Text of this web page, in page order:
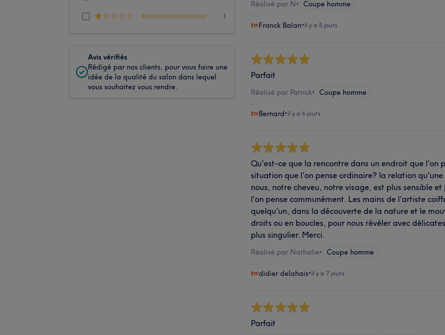
1
Avis vérifiés
Rédigé par nos clients, pour vous faire une
idée de la qualité du salon dans lequel
vous souhaitez vous rendre.
Réalisé par N• Coupe homme
Franck Balan•il y a 5 jours
Parfait
Réalisé par Patrick• Coupe homme
Bernard•il y a 6 jours
Qu'est-ce que la rencontre dans un endroit que l'on
situation que l'on pense ordinaire? la relation
nous, notre cheveu, notre visage, est plus sensible
l'on pense communément. Les mains de l'artiste
quelqu'un, dans la découverte de la nature et le
droits ou en boucles, pour nous révéler avec
plus singulier. Merci.
Réalisé par Nathalie• Coupe homme
didier delahais•il y a 7 jours
Parfait